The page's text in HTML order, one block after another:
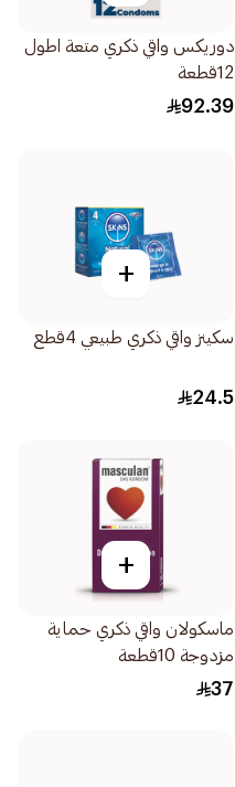
دوريكس واقي ذكري متعة اطول
12قطعة
92.39
+
سكينز واقي ذكري طبيعي 4قطع
24.5
+
ماسكولان واقي ذكري حماية
مزدوجة 10قطعة
37